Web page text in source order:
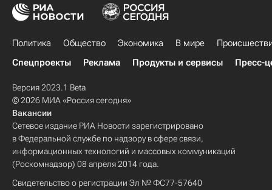
Политика Общество Экономика В мире
Спецпроекты
Реклама Продукты и сервисы Пресс-
Версия 2023.1 Beta
© 2026 МИА «Россия сегодня»
Вакансии
Сетевое издание РИА Новости зарегистрировано
в Федеральной службе по надзору в сфере связи,
информационных технологий и массовых коммуникаций
(Роскомнадзор) 08 апреля 2014 года.
Свидетельство о регистрации Эл № ФС77-57640